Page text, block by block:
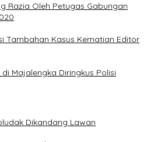
Razia Oleh Petugas Gabungan
Tambahan Kasus Kematian Editor
Majalengka Diringkus Polisi
Dikandang Lawan